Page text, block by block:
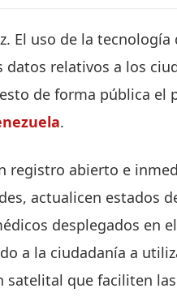
El uso de la
relativos a los
de forma pública el
.
registro abierto e
actualicen estados
desplegados en
a la ciudadanía a
satelital que faciliten